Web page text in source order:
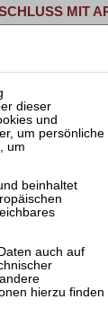
MIT
aus …
AUS
…
der …